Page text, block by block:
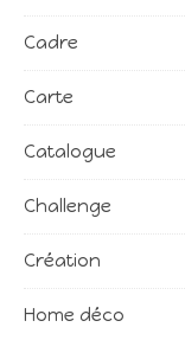
Cadre
Carte
Catalogue
Challenge
Création
Home déco